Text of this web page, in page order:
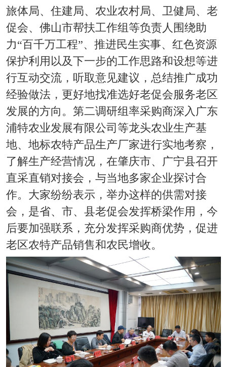
旅体局、住建局、农业农村局、卫健局、老
促会、佛山市帮扶工作组等负责人围绕助
力“百千万工程”、推进民生实事、红色资源
保护利用以及下一步的工作思路和设想等进
行互动交流，听取意见建议，总结推广成功
经验做法，更好地找准选好老促会服务老区
发展的方向。第二调研组率采购商深入广东
浦特农业发展有限公司等龙头农业生产基
地、地标农特产品生产厂家进行实地考察，
了解生产经营情况，在肇庆市、广宁县召开
直采直销对接会，与当地多家企业探讨合
作。大家纷纷表示，举办这样的供需对接
会，是省、市、县老促会发挥桥梁作用，今
后要加强联系，充分发挥采购商优势，促进
老区农特产品销售和农民增收。